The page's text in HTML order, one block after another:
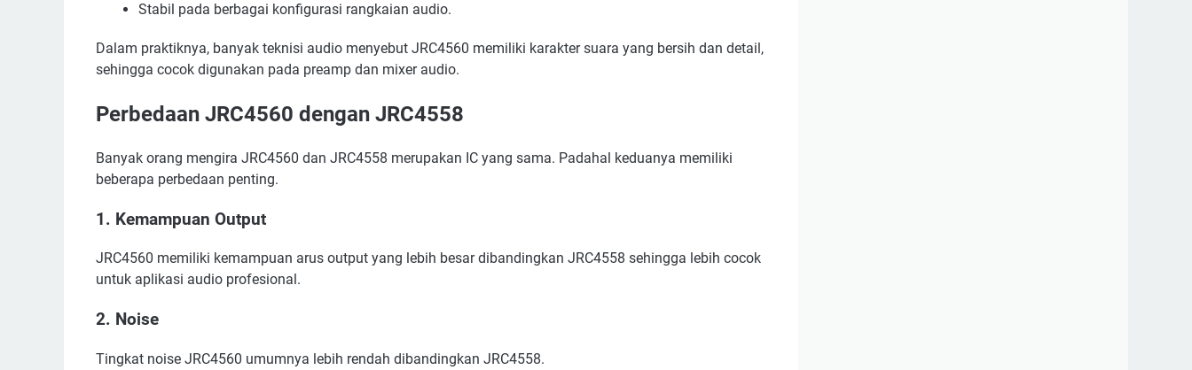
Stabil pada berbagai konfigurasi rangkaian audio.
Dalam praktiknya, banyak teknisi audio menyebut JRC4560 memiliki karakter suara yang bersih dan detail,
sehingga cocok digunakan pada preamp dan mixer audio.
Perbedaan JRC4560 dengan JRC4558
Banyak orang mengira JRC4560 dan JRC4558 merupakan IC yang sama. Padahal keduanya memiliki
beberapa perbedaan penting.
1. Kemampuan Output
JRC4560 memiliki kemampuan arus output yang lebih besar dibandingkan JRC4558 sehingga lebih cocok
untuk aplikasi audio profesional.
2. Noise
Tingkat noise JRC4560 umumnya lebih rendah dibandingkan JRC4558.